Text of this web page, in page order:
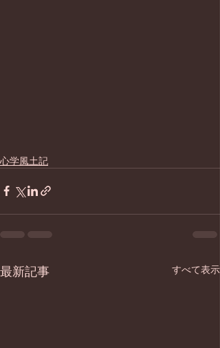
心学風土記
最新記事 すべて表示